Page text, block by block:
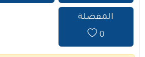
المفضلة
0